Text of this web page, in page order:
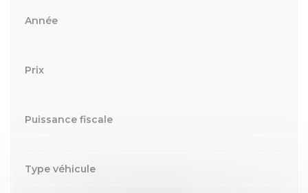
Année
Prix
Puissance fiscale
Type véhicule